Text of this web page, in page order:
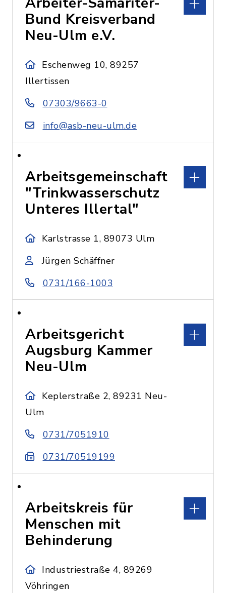
Bund Kreisverband
Neu-Ulm e.V.
Eschenweg 10, 89257
Illertissen
07303/9663-0
info@asb-neu-ulm.de
Arbeitsgemeinschaft
"Trinkwasserschutz
Unteres Illertal"
Karlstrasse 1, 89073 Ulm
Jürgen Schäffner
0731/166-1003
Arbeitsgericht
Augsburg Kammer
Neu-Ulm
Keplerstraße 2, 89231 Neu-
Ulm
0731/7051910
0731/70519199
Arbeitskreis für
Menschen mit
Behinderung
Industriestraße 4, 89269
Vöhringen